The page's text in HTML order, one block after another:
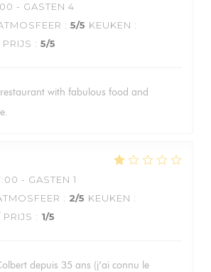
- GASTEN 4
: 5/5 KEUKEN :
: 5/5
with fabulous food and
- GASTEN 1
: 2/5 KEUKEN :
PRIJS : 1/5
depuis 35 ans (j’ai connu le